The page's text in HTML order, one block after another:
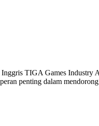
TIGA Games Industry
penting dalam